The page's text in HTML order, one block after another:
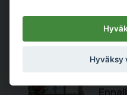
Hyväksy